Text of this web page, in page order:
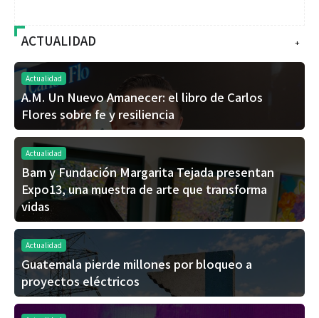
+
ACTUALIDAD
Actualidad
A.M. Un Nuevo Amanecer: el libro de Carlos
Flores sobre fe y resiliencia
Actualidad
Bam y Fundación Margarita Tejada presentan
Expo13, una muestra de arte que transforma
vidas
Actualidad
Guatemala pierde millones por bloqueo a
proyectos eléctricos